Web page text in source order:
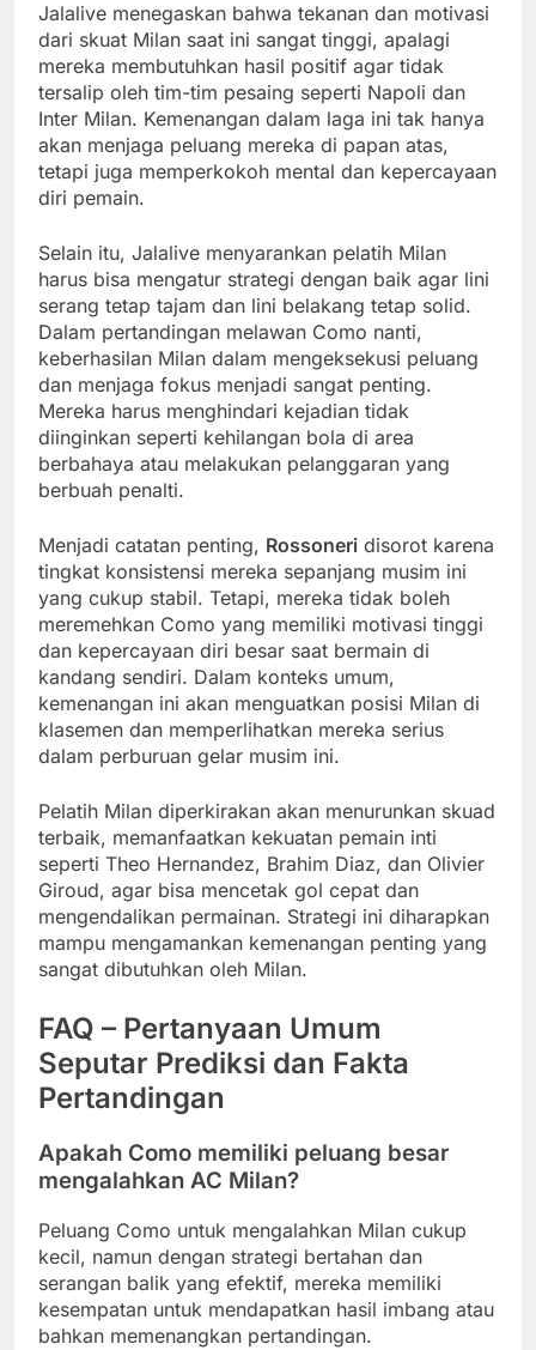
Jalalive menegaskan bahwa tekanan dan motivasi
dari skuat Milan saat ini sangat tinggi, apalagi
mereka membutuhkan hasil positif agar tidak
tersalip oleh tim-tim pesaing seperti Napoli dan
Inter Milan. Kemenangan dalam laga ini tak hanya
akan menjaga peluang mereka di papan atas,
tetapi juga memperkokoh mental dan kepercayaan
diri pemain.
Selain itu, Jalalive menyarankan pelatih Milan
harus bisa mengatur strategi dengan baik agar lini
serang tetap tajam dan lini belakang tetap solid.
Dalam pertandingan melawan Como nanti,
keberhasilan Milan dalam mengeksekusi peluang
dan menjaga fokus menjadi sangat penting.
Mereka harus menghindari kejadian tidak
diinginkan seperti kehilangan bola di area
berbahaya atau melakukan pelanggaran yang
berbuah penalti.
Menjadi catatan penting, Rossoneri disorot karena
tingkat konsistensi mereka sepanjang musim ini
yang cukup stabil. Tetapi, mereka tidak boleh
meremehkan Como yang memiliki motivasi tinggi
dan kepercayaan diri besar saat bermain di
kandang sendiri. Dalam konteks umum,
kemenangan ini akan menguatkan posisi Milan di
klasemen dan memperlihatkan mereka serius
dalam perburuan gelar musim ini.
Pelatih Milan diperkirakan akan menurunkan skuad
terbaik, memanfaatkan kekuatan pemain inti
seperti Theo Hernandez, Brahim Diaz, dan Olivier
Giroud, agar bisa mencetak gol cepat dan
mengendalikan permainan. Strategi ini diharapkan
mampu mengamankan kemenangan penting yang
sangat dibutuhkan oleh Milan.
FAQ – Pertanyaan Umum
Seputar Prediksi dan Fakta
Pertandingan
Apakah Como memiliki peluang besar
mengalahkan AC Milan?
Peluang Como untuk mengalahkan Milan cukup
kecil, namun dengan strategi bertahan dan
serangan balik yang efektif, mereka memiliki
kesempatan untuk mendapatkan hasil imbang atau
bahkan memenangkan pertandingan.